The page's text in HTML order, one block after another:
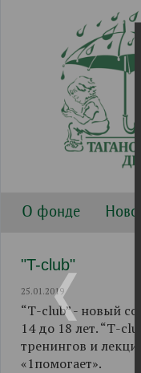
О фонде
"T-club"
25.01.2019
“Т-club” - новый
14 до 18 лет. “Т-
тренингов и
«1помогает».